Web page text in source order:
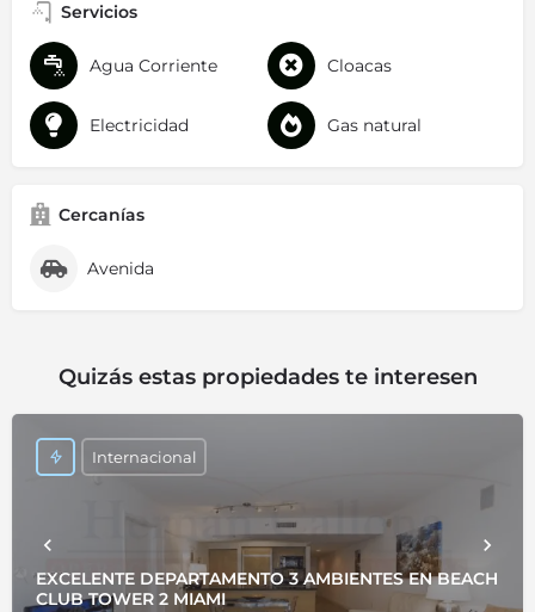
Servicios
Agua Corriente Cloacas
Electricidad Gas natural
Cercanías
Avenida
Quizás estas propiedades te interesen
EXCELENTE DEPARTAMENTO 3 AMBIENTES EN BEACH
CLUB TOWER 2 MIAMI
Internacional